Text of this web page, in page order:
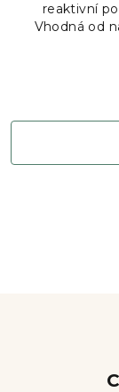
reaktivní
Vhodná od